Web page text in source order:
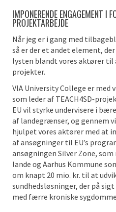
IMPONERENDE ENGAGEMENT I
PROJEKTARBEJDE
Når jeg er i gang med
så er der et andet element,
lysten blandt vores aktører til
projekter.
VIA University College er
som leder af TEACH4SD-
EU vil styrke undervisere i
af landegrænser, og gennem
hjulpet vores aktører med at
af ansøgninger til EU’s
ansøgningen Silver Zone,
lande og Aarhus Kommune
om knapt 20 mio. kr. til at
sundhedsløsninger, der på
med færre kroniske